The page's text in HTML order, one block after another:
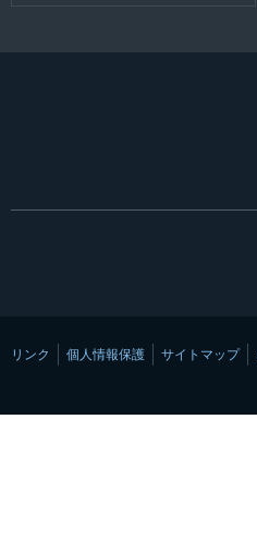
リンク 個人情報保護 サイトマップ